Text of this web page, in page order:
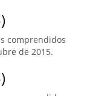
comprendidos
de 2015.